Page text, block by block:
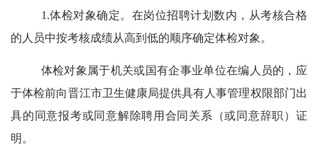
1.体检对象确定。 在岗位招聘计划数内，从考核合格
的人员中按考核成绩从高到低的顺序确定体检对象。
体检对象属于机关或国有企事业单位在编人员的，应
于体检前向晋江市卫生健康局提供具有人事管理权限部门出
具的同意报考或同意解除聘用合同关系 （或同意辞职） 证
明 。